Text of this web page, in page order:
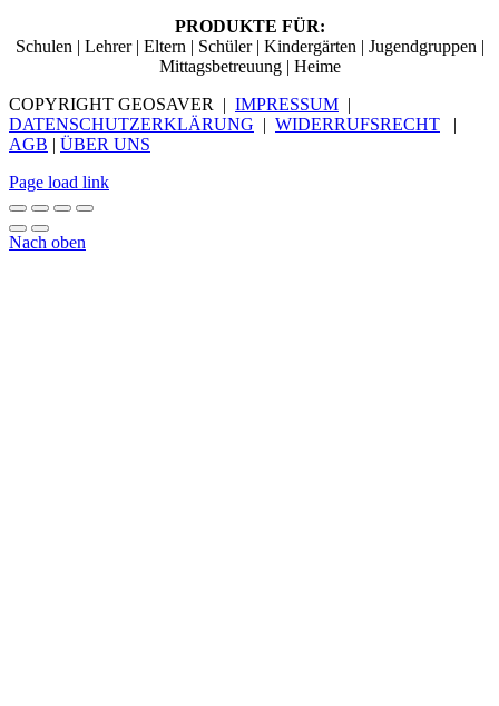
PRODUKTE FÜR:
Schulen | Lehrer | Eltern | Schüler | Kindergärten | Jugendgruppen |
Mittagsbetreuung | Heime
COPYRIGHT GEOSAVER | IMPRESSUM |
DATENSCHUTZERKLÄRUNG | WIDERRUFSRECHT |
AGB | ÜBER UNS
Page load link
Nach oben